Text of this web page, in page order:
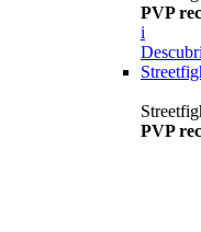
PVP
i
PVP